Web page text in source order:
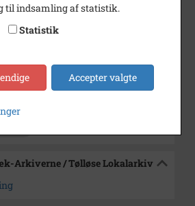
1980
Holbæk-Arkiverne / Tølløse
Lokalarkiv
Arkiverne / Tølløse Lokalarkiv
til indsamling af statistik.
Statistik
Accepter valgte